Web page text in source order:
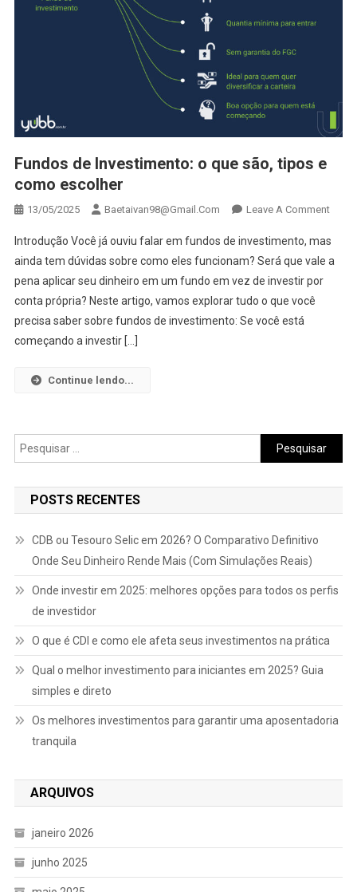
Fundos de Investimento: o que são, tipos e
como escolher
13/05/2025 Baetaivan98@gmail.com Leave A CommentOn
De
Introdução Você já ouviu falar em fundos de investimento, mas
ainda tem dúvidas sobre como eles funcionam? Será que vale a
pena aplicar seu dinheiro em um fundo em vez de investir por
conta própria? Neste artigo, vamos explorar tudo o que você
precisa saber sobre fundos de investimento: Se você está
começando a investir […]
Continue lendo...
Pesquisar
por:
POSTS RECENTES
CDB ou Tesouro Selic em 2026? O Comparativo Definitivo
Onde Seu Dinheiro Rende Mais (Com Simulações Reais)
Onde investir em 2025: melhores opções para todos os perfis
de investidor
O que é CDI e como ele afeta seus investimentos na prática
Qual o melhor investimento para iniciantes em 2025? Guia
simples e direto
Os melhores investimentos para garantir uma aposentadoria
tranquila
ARQUIVOS
janeiro 2026
junho 2025